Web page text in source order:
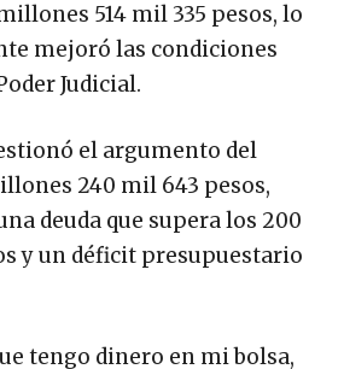
514 mil 335 pesos, lo
mejoró las condiciones
Judicial.
el argumento del
240 mil 643 pesos,
deuda que supera los 200
y un déficit presupuestario
tengo dinero en mi bolsa,